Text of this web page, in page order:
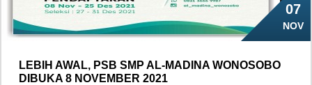
07
NOV
LEBIH AWAL, PSB SMP AL-MADINA WONOSOBO
DIBUKA 8 NOVEMBER 2021